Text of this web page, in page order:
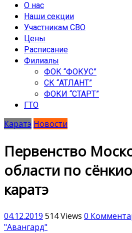
О нас
Наши секции
Участникам СВО
Цены
Расписание
Филиалы
ФОК “ФОКУС”
СК “АТЛАНТ”
ФОКИ “СТАРТ”
ГТО
Каратэ Новости
Первенство
области по
каратэ
04.12.2019 514 Views 0
"Авангард"